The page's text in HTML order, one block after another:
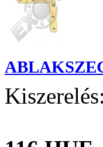
Kiszerelés: